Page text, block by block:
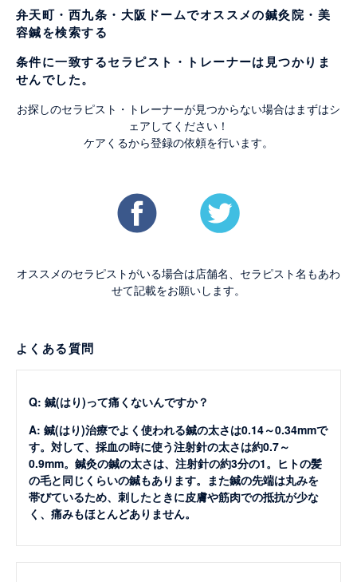
弁天町・西九条・大阪ドームでオススメの鍼灸院・美
容鍼を検索する
条件に一致するセラピスト・トレーナーは見つかりま
せんでした。
お探しのセラピスト・トレーナーが見つからない場合はまずはシ
ェアしてください！
ケアくるから登録の依頼を行います。
オススメのセラピストがいる場合は店舗名、セラピスト名もあわ
せて記載をお願いします。
よくある質問
Q: 鍼(はり)って痛くないんですか？
A: 鍼(はり)治療でよく使われる鍼の太さは0.14～0.34mmで
す。対して、採血の時に使う注射針の太さは約0.7～
0.9mm。鍼灸の鍼の太さは、注射針の約3分の1。ヒトの髪
の毛と同じくらいの鍼もあります。また鍼の先端は丸みを
帯びているため、刺したときに皮膚や筋肉での抵抗が少な
く、痛みもほとんどありません。